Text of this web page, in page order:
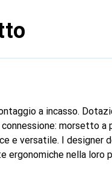
a incasso.
morsetto a
e versatile. I designer
ergonomiche nella loro